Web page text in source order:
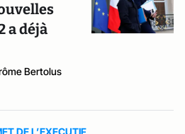
a déjà
Bertolus
DE L’EXECUTIF